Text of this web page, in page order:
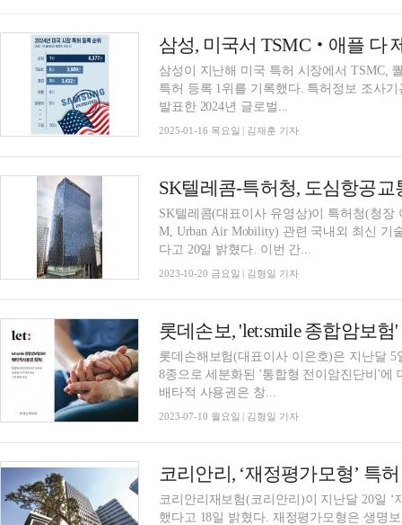
삼성, 미국서 TSMC‧애플 다
삼성이 지난해 미국 특허 시장에서 TSMC,
특허 등록 1위를 기록했다. 특허정보 조사기관 IFI 클레임즈 패턴트 서비스가 14일(현지 시각)
발표한 2024년 글로벌...
2025-01-16 목요일 | 김재훈 기자
SK텔레콤-특허청, 도심항공교
SK텔레콤(대표이사 유영상)이 특허청(청
M, Urban Air Mobility) 관련 국내외 최신 기
다고 20일 밝혔다. 이번 간...
2023-10-20 금요일 | 김형일 기자
롯데손보, 'let:smile 종합암보
롯데손해보험(대표이사 이은호)은 지난달
8종으로 세분화된 '통합형 전이암진단비'에
배타적 사용권은 창...
2023-07-10 월요일 | 김형일 기자
코리안리, ‘재정평가모형’ 특
코리안리재보험(코리안리)이 지난달 20일
했다고 18일 밝혔다. 재정평가모형은 생명보험사에서 사망보험 설계 시 보험대상자의 경제수